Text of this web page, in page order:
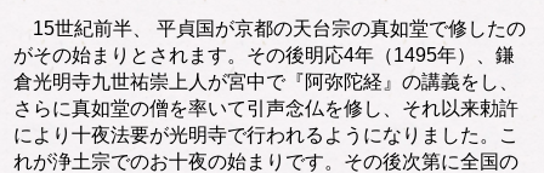
15世紀前半、 平貞国が京都の天台宗の真如堂で修したの
がその始まりとされます。その後明応4年（1495年）、鎌
倉光明寺九世祐崇上人が宮中で『阿弥陀経』の講義をし、
さらに真如堂の僧を率いて引声念仏を修し、それ以来勅許
により十夜法要が光明寺で行われるようになりました。こ
れが浄土宗でのお十夜の始まりです。その後次第に全国の